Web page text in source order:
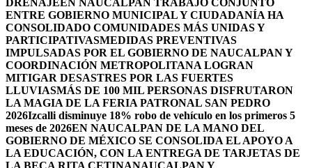
DRENAJEEN NAUCALPAN TRABAJO CONJUNTO
ENTRE GOBIERNO MUNICIPAL Y CIUDADANÍA HA
CONSOLIDADO COMUNIDADES MÁS UNIDAS Y
PARTICIPATIVASMEDIDAS PREVENTIVAS
IMPULSADAS POR EL GOBIERNO DE NAUCALPAN Y
COORDINACIÓN METROPOLITANA LOGRAN
MITIGAR DESASTRES POR LAS FUERTES
LLUVIASMÁS DE 100 MIL PERSONAS DISFRUTARON
LA MAGIA DE LA FERIA PATRONAL SAN PEDRO
2026Izcalli disminuye 18% robo de vehículo en los primeros 5
meses de 2026EN NAUCALPAN DE LA MANO DEL
GOBIERNO DE MÉXICO SE CONSOLIDA EL APOYO A
LA EDUCACIÓN, CON LA ENTREGA DE TARJETAS DE
LA BECA RITA CETINANAUCALPAN Y